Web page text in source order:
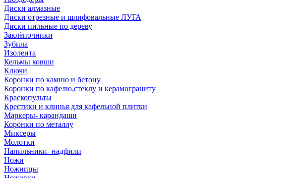
Диски алмазные
Диски отрезные и шлифовальные ЛУГА
Диски пильные по дереву
Заклёпочники
Зубила
Изолента
Кельмы ковши
Ключи
Коронки по камню и бетону
Коронки по кафелю,стеклу и керамограниту
Краскопульты
Крестики и клинья для кафельной плитки
Маркеры- карандаши
Коронки по металлу
Миксеры
Молотки
Напильники- надфили
Ножи
Ножницы